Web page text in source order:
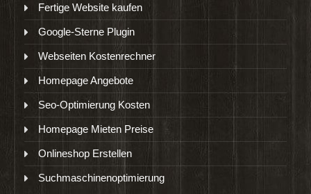
Fertige Website kaufen
Google-Sterne Plugin
Webseiten Kostenrechner
Homepage Angebote
Seo-Optimierung Kosten
Homepage Mieten Preise
Onlineshop Erstellen
Suchmaschinenoptimierung